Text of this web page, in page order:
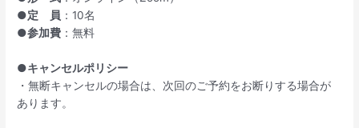
●定 員 ：10名
●参加費 ：無料
●キャンセルポリシー
・無断キャンセルの場合は、次回のご予約をお断りする場合が
あります。